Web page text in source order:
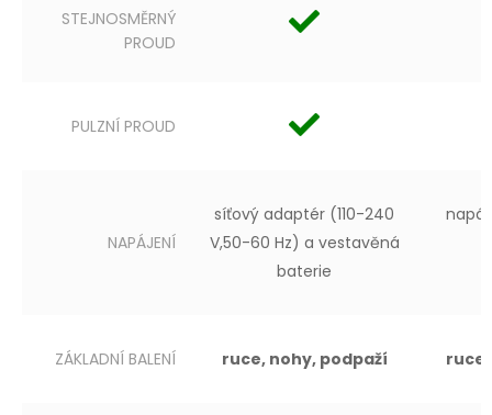
STEJNOSMĚRNÝ
PROUD
PULZNÍ PROUD
NAPÁJENÍ
síťový adaptér (110-240
V,50-60 Hz) a vestavěná
baterie
ZÁKLADNÍ BALENÍ ruce, nohy, podpaží